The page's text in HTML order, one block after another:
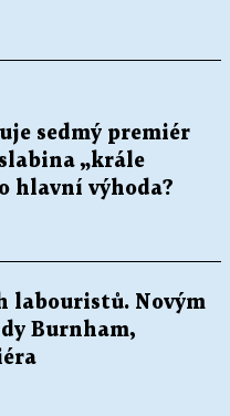
sedmý premiér
„krále
hlavní výhoda?
labouristů. Novým
Burnham,